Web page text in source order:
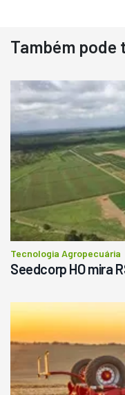
Destaque
Usado
Pá Carregadeira
Ano 1987
Também
Tecnologia Agropecuária
Seedcorp HO mira